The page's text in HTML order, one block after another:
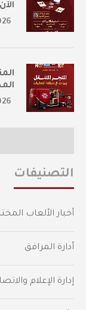
الآن
التصنيفات
أخبار الألعاب
أدارة المرافق
إدارة الإعلام